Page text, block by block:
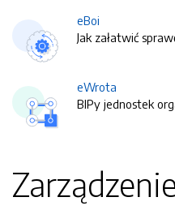
eBoi
Jak załatwić
eWrota
BIPy jednostek